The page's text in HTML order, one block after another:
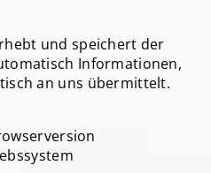
und speichert der
Informationen,
an uns übermittelt.